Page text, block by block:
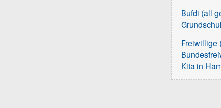
Bufdi (all
Freiwillige
Kita in